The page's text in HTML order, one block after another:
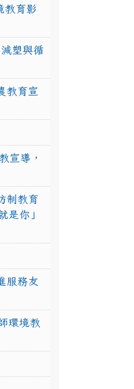
教育影
塑與循
教育宣
宣導，
制教育
是你」
服務友
環境教